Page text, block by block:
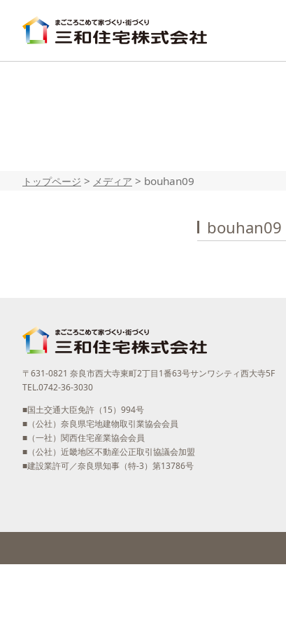
トップページ > メディア > bouhan09
bouhan09
〒631-0821 奈良市西大寺東町2丁目1番63号サンワシティ西大寺5F
TEL.0742-36-3030
■国土交通大臣免許（15）994号
■（公社）奈良県宅地建物取引業協会会員
■（一社）関西住宅産業協会会員
■（公社）近畿地区不動産公正取引協議会加盟
■建設業許可／奈良県知事（特-3）第13786号